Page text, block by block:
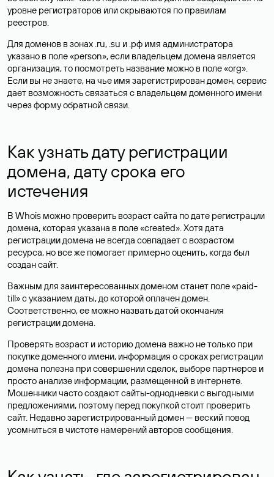
уровне регистраторов или скрываются по правилам
реестров.
Для доменов в зонах .ru, .su и .рф имя администратора
указано в поле «person», если владельцем домена является
организация, то посмотреть название можно в поле «org».
Если вы не знаете, на чье имя зарегистрирован домен, сервис
дает возможность связаться с владельцем доменного имени
через форму обратной связи.
Как узнать дату регистрации
домена, дату срока его
истечения
В Whois можно проверить возраст сайта по дате регистрации
домена, которая указана в поле «created». Хотя дата
регистрации домена не всегда совпадает с возрастом
ресурса, но все же помогает примерно оценить, когда был
создан сайт.
Важным для заинтересованных доменом станет поле «paid-
till» с указанием даты, до которой оплачен домен.
Соответственно, ее можно назвать датой окончания
регистрации домена.
Проверять возраст и историю домена важно не только при
покупке доменного имени, информация о сроках регистрации
домена полезна при совершении сделок, выборе партнеров и
просто анализе информации, размещенной в интернете.
Мошенники часто создают сайты-однодневки с выгодными
предложениями, поэтому перед покупкой стоит проверить
сайт. Недавно зарегистрированный домен — веский повод
усомниться в чистоте намерений авторов сообщения.